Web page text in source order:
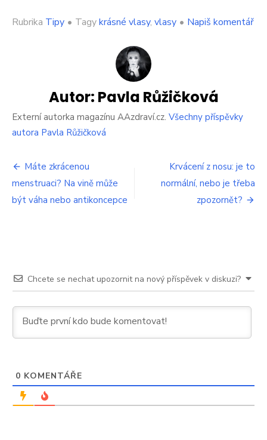
Rubrika Tipy • Tagykrásné vlasy, vlasy • Napiš komentářon
Autor: Pavla Růžičková
Externí autorka magazínu AAzdraví.cz. Všechny příspěvky
autora Pavla Růžičková
Navigace
pro
příspěvek
Máte zkrácenou
menstruaci? Na vině může
být váha nebo antikoncepce
Krvácení z nosu: je to
normální, nebo je třeba
zpozornět?
Chcete se nechat upozornit na nový příspěvek v diskuzi?
0 KOMENTÁŘE